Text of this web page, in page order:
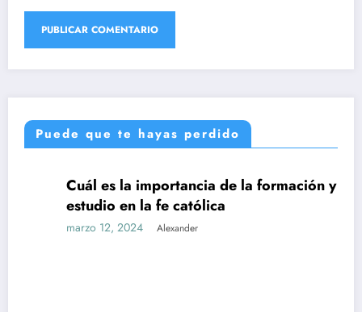
Puede que te hayas perdido
UNCATEGORIZED
Cuál es la importancia de la formación y el
estudio en la fe católica
marzo 12, 2024 Alexander